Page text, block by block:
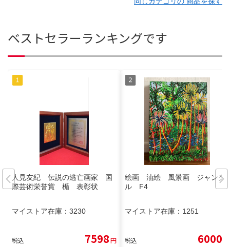
ベストセラーランキングです
人見友紀 伝説の逃亡画家 国
際芸術栄誉賞 楯 表彰状
マイストア在庫： 3230
税込 7598円
絵画 油絵 風景画 ジャング
ル F4
マイストア在庫： 1251
税込 6000